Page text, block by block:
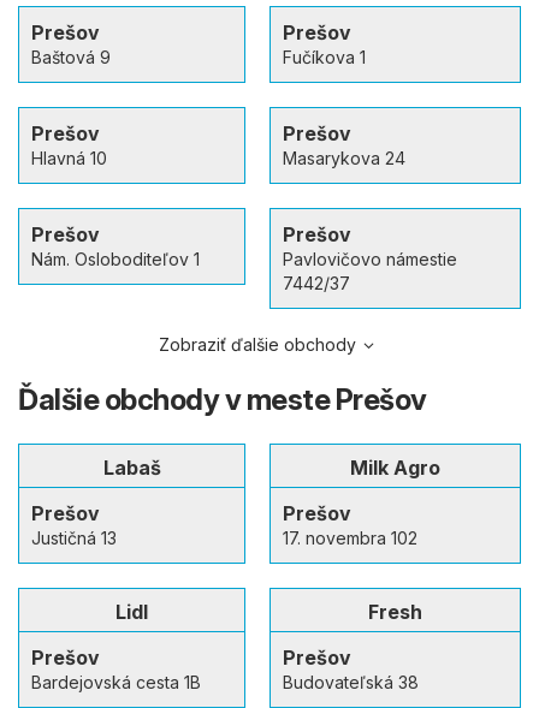
Prešov
Baštová 9
Prešov
Fučíkova 1
Prešov
Hlavná 10
Prešov
Masarykova 24
Prešov
Nám. Osloboditeľov 1
Prešov
Pavlovičovo námestie
7442/37
Zobraziť ďalšie obchody
Ďalšie obchody v meste Prešov
Labaš
Prešov
Justičná 13
Milk Agro
Prešov
17. novembra 102
Lidl
Prešov
Bardejovská cesta 1B
Fresh
Prešov
Budovateľská 38